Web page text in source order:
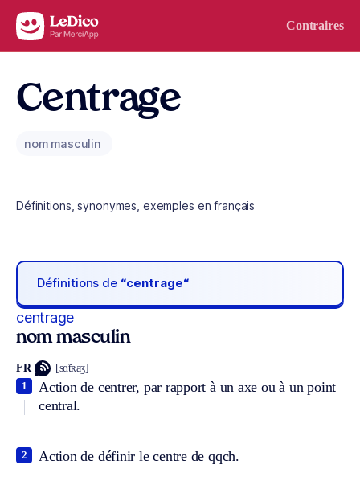
Aller au contenu Contraires
Centrage
nom masculin
Définitions, synonymes, exemples en français
Définitions de “centrage“
centrage
nom masculin
FR [sɑ̃tʀaʒ]
Action de centrer, par rapport à un axe ou à un point
central.
1
Action de définir le centre de qqch.
2